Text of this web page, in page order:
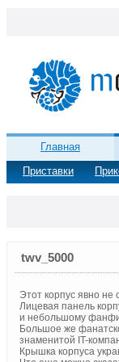
Главная
Приставки
twv_5000
Этот корпус явно не
Лицевая панель
и небольшому
Большое же
знаменитой IT-
Крышка корпуса